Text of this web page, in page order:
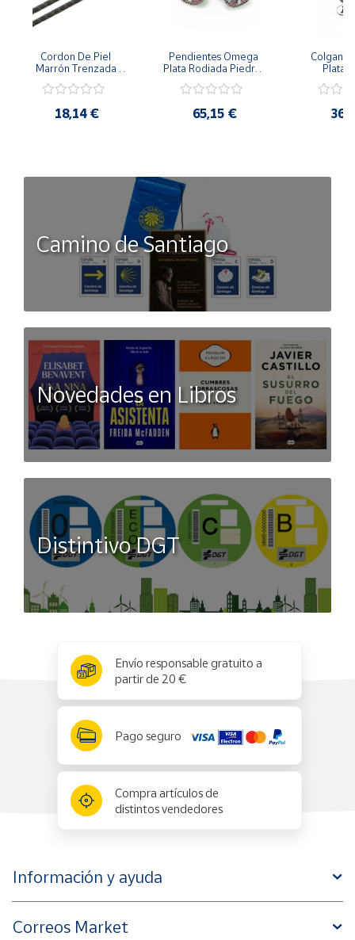
Cordon De Piel
Marrón Trenzada
Plata De 45Cm
18,14 €
Pendientes Omega
Plata Rodiada Piedras
65,15 €
Plata
Camino de Santiago
Novedades en Libros
Distintivo DGT
Envío responsable gratuito a
partir de 20 €
Pago seguro
Compra artículos de
distintos vendedores
Información y ayuda
Correos Market